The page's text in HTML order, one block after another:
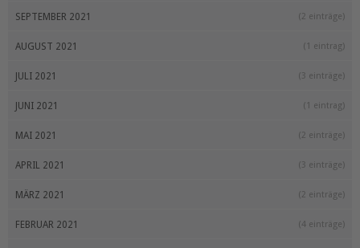
SEPTEMBER 2021 (2 einträge)
AUGUST 2021 (1 eintrag)
JULI 2021 (3 einträge)
JUNI 2021 (1 eintrag)
MAI 2021 (2 einträge)
APRIL 2021 (3 einträge)
MÄRZ 2021 (2 einträge)
FEBRUAR 2021 (4 einträge)